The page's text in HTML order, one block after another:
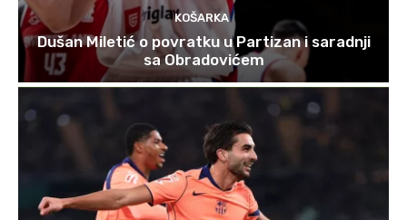
KOŠARKA
Dušan Miletić o povratku u Partizan i saradnji
sa Obradovićem